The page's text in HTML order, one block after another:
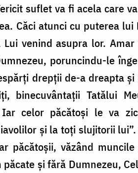
suflet va fi acela care
Căci atunci cu puterea lui
venind asupra lor.
poruncindu-le
drepții de-a dreapta
binecuvântații Tatălui
celor păcătoși le va
și la toți slujitorii
păcătoșii, văzând
și fără Dumnezeu,